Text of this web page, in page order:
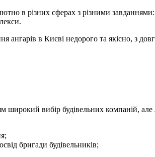
в різних сферах з різними
ангарів в Києві недорого та якісно, ​​з
широкий вибір будівельних компаній,
бригади будівельників;